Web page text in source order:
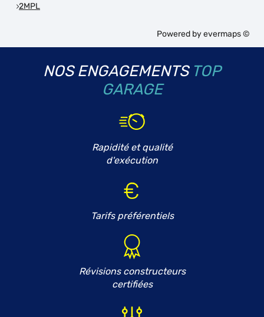
2MPL
Powered byevermaps ©
NOS ENGAGEMENTS TOP
GARAGE
Rapidité et qualité
d'exécution
Tarifs préférentiels
Révisions constructeurs
certifiées